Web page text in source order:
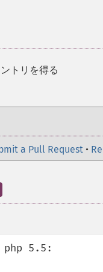
トリを得る
a Pull Request •
5.5: